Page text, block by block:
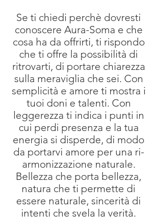
Se ti chiedi perchè dovresti
conoscere Aura-Soma e che
cosa ha da offrirti, ti rispondo
che ti offre la possibilità di
ritrovarti, di portare chiarezza
sulla meraviglia che sei. Con
semplicità e amore ti mostra i
tuoi doni e talenti. Con
leggerezza ti indica i punti in
cui perdi presenza e la tua
energia si disperde, di modo
da portarvi amore per una ri-
armonizzazione naturale.
Bellezza che porta bellezza,
natura che ti permette di
essere naturale, sincerità di
intenti che svela la verità.